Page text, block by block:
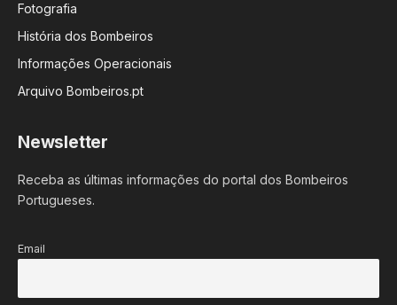
Fotografia
História dos Bombeiros
Informações Operacionais
Arquivo Bombeiros.pt
Newsletter
Receba as últimas informações do portal dos Bombeiros
Portugueses.
Email